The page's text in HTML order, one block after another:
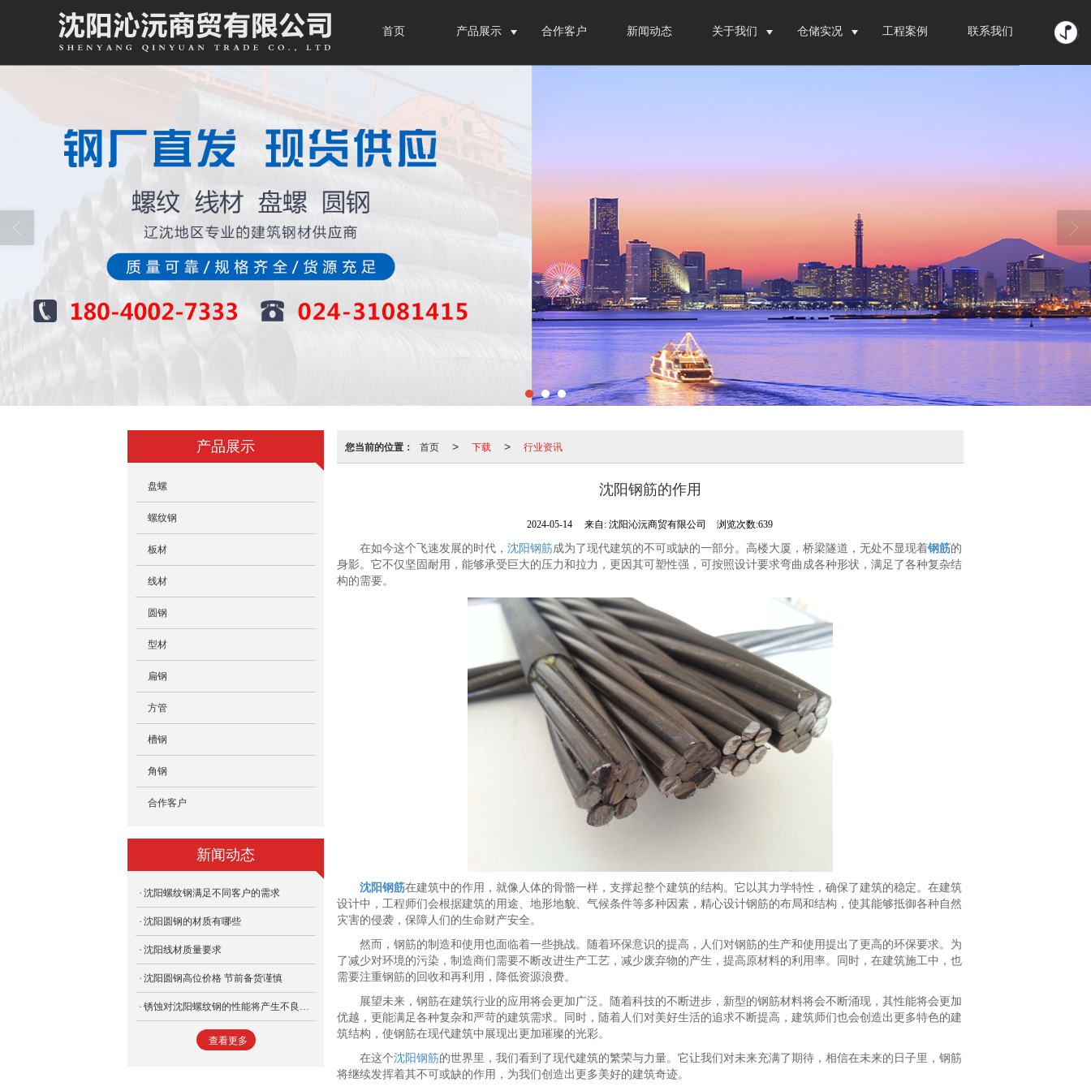
首页 产品展示 合作客户 新闻动态 关于我们 仓储实况 工程案例 联系我们
您当前的位置： 首页 > 下载 > 行业资讯
沈阳钢筋的作用
2024-05-14 来自:沈阳沁沅商贸有限公司 浏览次数:639
在如今这个飞速发展的时代， 沈阳钢筋成为了现代建筑的不可或缺的一部分。高楼大厦，桥梁隧道，无处不显现着钢筋的
身影。它不仅坚固耐用，能够承受巨大的压力和拉力，更因其可塑性强，可按照设计要求弯曲成各种形状，满足了各种复杂结
构的需要。
沈阳钢筋在建筑中的作用，就像人体的骨骼一样，支撑起整个建筑的结构。它以其力学特性，确保了建筑的稳定。在建筑
设计中，工程师们会根据建筑的用途、地形地貌、气候条件等多种因素，精心设计钢筋的布局和结构，使其能够抵御各种自然
灾害的侵袭，保障人们的生命财产安全。
然而，钢筋的制造和使用也面临着一些挑战。随着环保意识的提高，人们对钢筋的生产和使用提出了更高的环保要求。为
了减少对环境的污染，制造商们需要不断改进生产工艺，减少废弃物的产生，提高原材料的利用率。同时，在建筑施工中，也
需要注重钢筋的回收和再利用，降低资源浪费。
展望未来，钢筋在建筑行业的应用将会更加广泛。随着科技的不断进步，新型的钢筋材料将会不断涌现，其性能将会更加
优越，更能满足各种复杂和严苛的建筑需求。同时，随着人们对美好生活的追求不断提高，建筑师们也会创造出更多特色的建
筑结构，使钢筋在现代建筑中展现出更加璀璨的光彩。
在这个沈阳钢筋的世界里，我们看到了现代建筑的繁荣与力量。它让我们对未来充满了期待，相信在未来的日子里，钢筋
将继续发挥着其不可或缺的作用，为我们创造出更多美好的建筑奇迹。
产品展示
盘螺
螺纹钢
板材
线材
圆钢
型材
扁钢
方管
槽钢
角钢
合作客户
新闻动态
沈阳螺纹钢满足不同客户的需求
沈阳圆钢的材质有哪些
沈阳线材质量要求
沈阳圆钢高位价格 节前备货谨慎
锈蚀对沈阳螺纹钢的性能将产生不良影响
查看更多